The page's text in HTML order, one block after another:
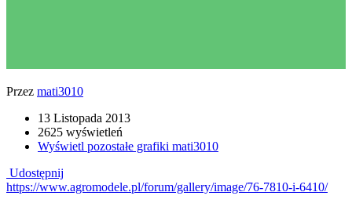
Przez mati3010
13 Listopada 2013
2625 wyświetleń
Wyświetl pozostałe grafiki mati3010
Udostępnij
https://www.agromodele.pl/forum/gallery/image/76-7810-i-6410/